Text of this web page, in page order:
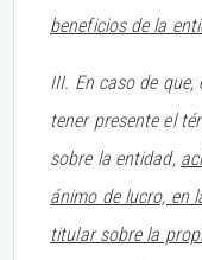
beneficios de la
III. En caso de
tener presente el
sobre la entidad,
ánimo de lucro, en
titular sobre la